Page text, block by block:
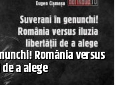
România versus
a alege